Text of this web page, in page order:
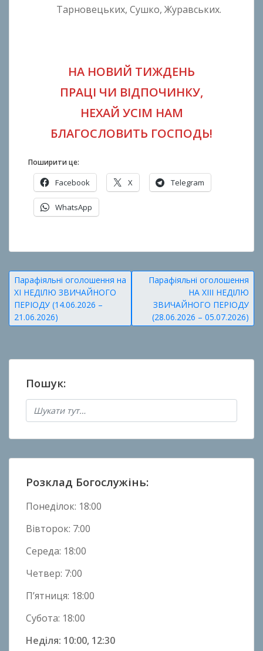
Тарновецьких, Сушко, Журавських.
НА НОВИЙ ТИЖДЕНЬ
ПРАЦІ ЧИ ВІДПОЧИНКУ,
НЕХАЙ УСІМ НАМ
БЛАГОСЛОВИТЬ ГОСПОДЬ!
Поширити це:
Facebook X Telegram
WhatsApp
п
у
б
л
і
к
в
н
о
в
н
и
Навігація
записів
Парафіяльні оголошення на
ХI НЕДІЛЮ ЗВИЧАЙНОГО
ПЕРІОДУ (14.06.2026 –
21.06.2026)
Парафіяльні оголошення
НА ХIII НЕДІЛЮ
ЗВИЧАЙНОГО ПЕРІОДУ
(28.06.2026 – 05.07.2026)
Пошук:
Розклад Богослужінь:
Понеділок: 18:00
Вівторок: 7:00
Середа: 18:00
Четвер: 7:00
П’ятниця: 18:00
Субота: 18:00
Неділя: 10:00, 12:30